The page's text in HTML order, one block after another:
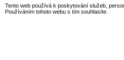
Tento web používá k poskytování služeb,
Používáním tohoto webu s tím souhlasíte.